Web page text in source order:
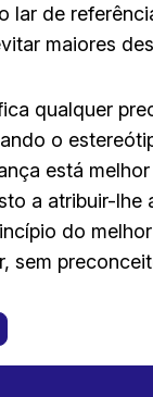
lar de
maiores
qualquer
o
está
a atribuir-lhe
do
sem